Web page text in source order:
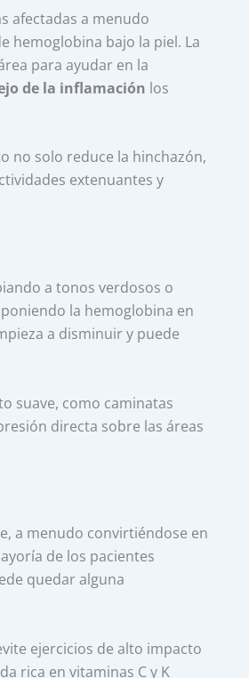
afectadas a menudo
hemoglobina bajo la piel. La
para ayudar en la
de la inflamación los
no solo reduce la hinchazón,
extenuantes y
a tonos verdosos o
la hemoglobina en
a disminuir y puede
suave, como caminatas
directa sobre las áreas
a menudo convirtiéndose en
de los pacientes
quedar alguna
ejercicios de alto impacto
rica en vitaminas C y K